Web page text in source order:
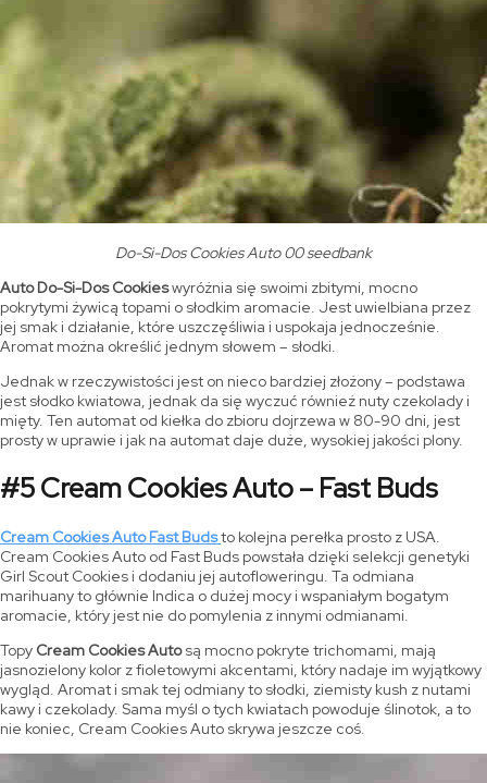
Do-Si-Dos Cookies Auto 00 seedbank
Auto Do-Si-Dos Cookieswyróżnia się swoimi zbitymi, mocno
pokrytymi żywicą topami o słodkim aromacie. Jest uwielbiana przez
jej smak i działanie, które uszczęśliwia i uspokaja jednocześnie.
Aromat można określić jednym słowem – słodki.
Jednak w rzeczywistości jest on nieco bardziej złożony – podstawa
jest słodko kwiatowa, jednak da się wyczuć również nuty czekolady i
mięty. Ten automat od kiełka do zbioru dojrzewa w 80-90 dni, jest
prosty w uprawie i jak na automat daje duże, wysokiej jakości plony.
#5 Cream Cookies Auto – Fast Buds
Cream Cookies Auto Fast Budsto kolejna perełka prosto z USA.
Cream Cookies Auto od Fast Buds powstała dzięki selekcji genetyki
Girl Scout Cookies i dodaniu jej autofloweringu. Ta odmiana
marihuany to głównie Indica o dużej mocy i wspaniałym bogatym
aromacie, który jest nie do pomylenia z innymi odmianami.
Topy Cream Cookies Autosą mocno pokryte trichomami, mają
jasnozielony kolor z fioletowymi akcentami, który nadaje im wyjątkowy
wygląd. Aromat i smak tej odmiany to słodki, ziemisty kush z nutami
kawy i czekolady. Sama myśl o tych kwiatach powoduje ślinotok, a to
nie koniec, Cream Cookies Auto skrywa jeszcze coś.